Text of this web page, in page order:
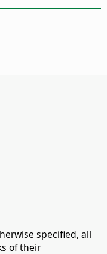
specified, all
of their